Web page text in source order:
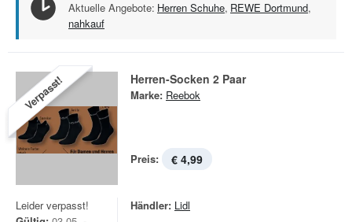
Aktuelle Angebote: Herren Schuhe, REWE Dortmund,
nahkauf
Verpasst! Herren-Socken 2 Paar
Marke: Reebok
Preis: € 4,99
Leider verpasst!
Händler: Lidl